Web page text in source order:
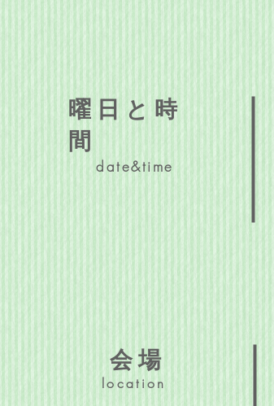
曜日と時
間
date&time
会場
location